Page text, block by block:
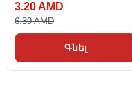
3.20 AMD
6.39 AMD
Գնել